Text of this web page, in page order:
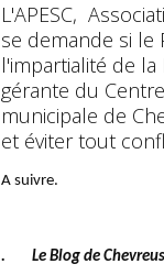
L'APESC,
se demande si
l'impartialité de
gérante du
municipale de
et éviter tout
A suivre.
. Le Blog de